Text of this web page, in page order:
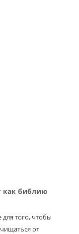
как библию
того, чтобы
от